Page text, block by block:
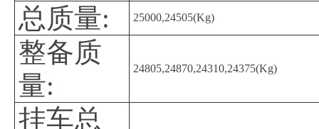
总质量: 25000,24505(Kg)
整备质
量:
24805,24870,24310,24375(Kg)
挂车总